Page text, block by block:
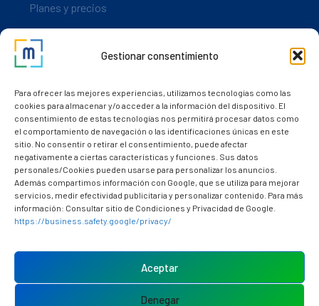
Gestionar consentimiento
Para ofrecer las mejores experiencias, utilizamos tecnologías como las
cookies para almacenar y/o acceder a la información del dispositivo. El
consentimiento de estas tecnologías nos permitirá procesar datos como
el comportamiento de navegación o las identificaciones únicas en este
sitio. No consentir o retirar el consentimiento, puede afectar
negativamente a ciertas características y funciones. Sus datos
personales/Cookies pueden usarse para personalizar los anuncios.
Además compartimos información con Google, que se utiliza para mejorar
servicios, medir efectividad publicitaria y personalizar contenido. Para más
información: Consultar sitio de Condiciones y Privacidad de Google.
https://business.safety.google/privacy/
Aceptar
Denegar
Planes y precios
Descarga nuestra app
Nuestros clientes
Dudas y consultas
Política de cookies (UE)
Política de privacidad